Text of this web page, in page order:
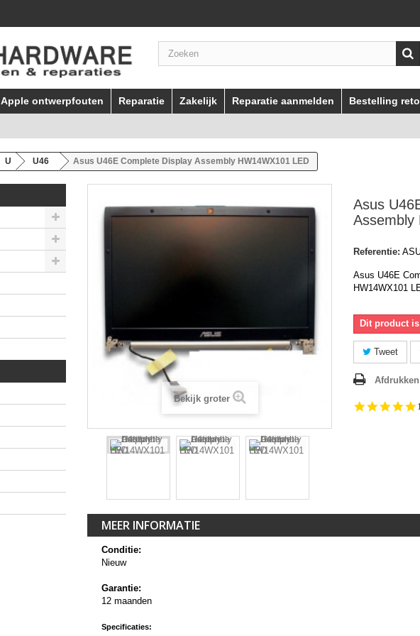
Apple ontwerpfouten Reparatie Zakelijk Reparatie aanmelden Bestelling
U U46 Asus U46E Complete Display Assembly HW14WX101 LED
Bekijk groter
Asus
Assembly
Referentie:
Asus U46E
HW14WX101
Dit product
Tweet
Afdrukken
MEER INFORMATIE
Conditie:
Nieuw
Garantie:
12 maanden
Specificaties: